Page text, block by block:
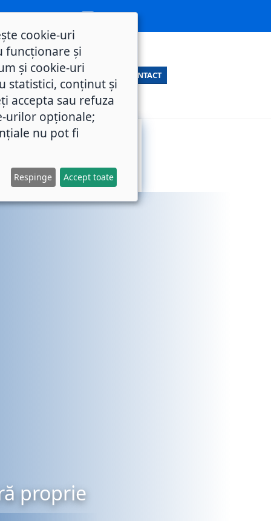
CONTACT
proprie
cookie-uri
funcționare și
și cookie-uri
statistici, conținut și
accepta sau refuza
urilor opționale;
nu pot fi
Respinge Accept toate